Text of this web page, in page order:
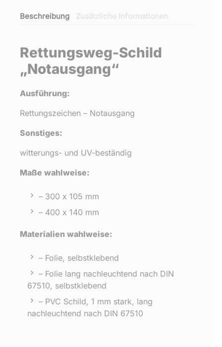
Beschreibung
Rettungsweg-Schild
„Notausgang“
Ausführung:
Rettungszeichen – Notausgang
Sonstiges:
witterungs- und UV-beständig
Maße wahlweise:
– 300 x 105 mm
– 400 x 140 mm
Materialien wahlweise:
– Folie, selbstklebend
– Folie lang nachleuchtend nach DIN
67510, selbstklebend
– PVC Schild, 1 mm stark, lang
nachleuchtend nach DIN 67510